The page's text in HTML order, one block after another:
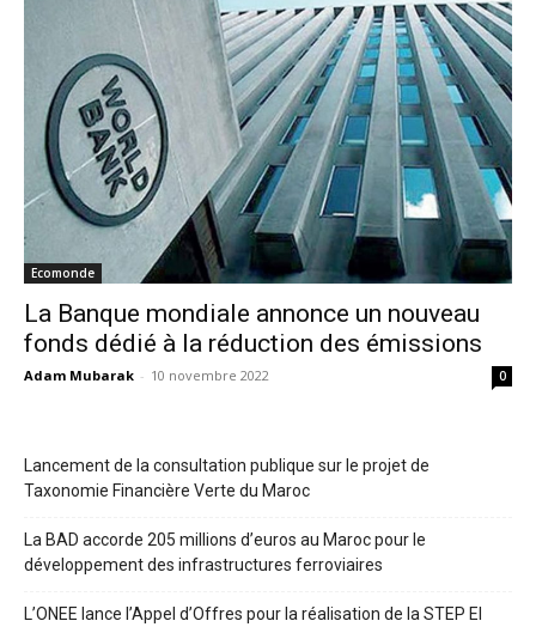
Ecomonde
La Banque mondiale annonce un nouveau
fonds dédié à la réduction des émissions
Adam Mubarak - 10 novembre 2022 0
Lancement de la consultation publique sur le projet de
Taxonomie Financière Verte du Maroc
La BAD accorde 205 millions d’euros au Maroc pour le
développement des infrastructures ferroviaires
L’ONEE lance l’Appel d’Offres pour la réalisation de la STEP El